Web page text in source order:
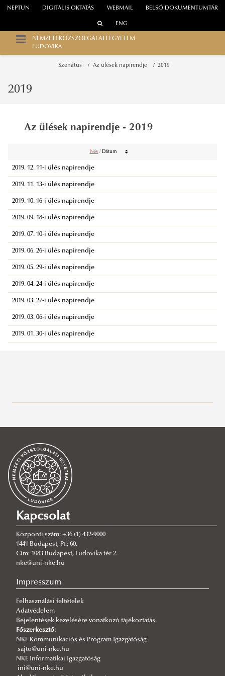
WEBMAIL
NEPTUN DIGITÁLIS OKTATÁS BELSŐ DOKUMENTUMTÁR
ENG
NEMZETI KÖZSZOLGÁLATI EGYETEM
LUDOVIKA
Szenátus Az ülések napirendje 2019
A szenátus tagjai
Szenátusi tárhely 2024.11.05-től
Szenátusi tárhely 2024.11.05-ig
Szenátusi határozatok
Szenátusi határozatok tárgya
2026
2025
2024
2023
2021
2020
2019
2019. 06. 26. - 12. 31.
2019. 01. 01. - 05. 29.
2018
2017
2016
Az ülések napirendje
2026
2025
2024
2023
2021
2020
2019
2018
2017
2016
2019
Az ülések napirendje - 2019
Név/ Dátum
2019. 12. 11-i ülés napirendje
2019. 11. 13-i ülés napirendje
2019. 10. 16-i ülés napirendje
2019. 09. 18-i ülés napirendje
2019. 07. 10-i ülés napirendje
2019. 06. 26-i ülés napirendje
2019. 05. 29-i ülés napirendje
2019. 04. 24-i ülés napirendje
2019. 03. 27-i ülés napirendje
2019. 03. 06-i ülés napirendje
2019. 01. 30-i ülés napirendje
Kapcsolat
Központi szám: +36 (1) 432-9000
1441 Budapest, Pf.: 60.
Cím: 1083 Budapest, Ludovika tér 2.
nke@uni-nke.hu
Impresszum
Felhasználási feltételek
Adatvédelem
Bejelentések kezelésére vonatkozó tájékoztatás
Főszerkesztő:
NKE Kommunikációs és Program Igazgatóság
sajto@uni-nke.hu
NKE Informatikai Igazgatóság
ini@uni-nke.hu